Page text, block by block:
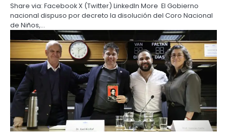
Share via: Facebook X (Twitter) LinkedIn More El Gobierno
nacional dispuso por decreto la disolución del Coro Nacional
de Niños,…